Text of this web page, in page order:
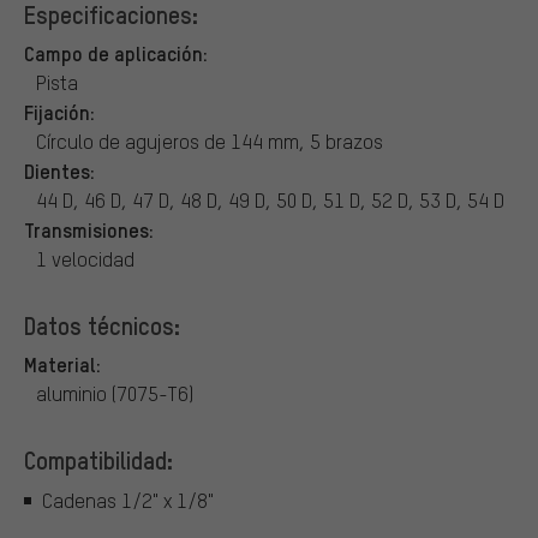
Especificaciones:
Campo de aplicación:
Pista
Fijación:
Círculo de agujeros de 144 mm, 5 brazos
Dientes:
44 D, 46 D, 47 D, 48 D, 49 D, 50 D, 51 D, 52 D, 53 D, 54 D
Transmisiones:
1 velocidad
Datos técnicos:
Material:
aluminio (7075-T6)
Compatibilidad:
Cadenas 1/2" x 1/8"